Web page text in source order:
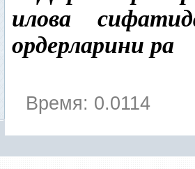
илова
ордерларини ра
Время: 0.0114